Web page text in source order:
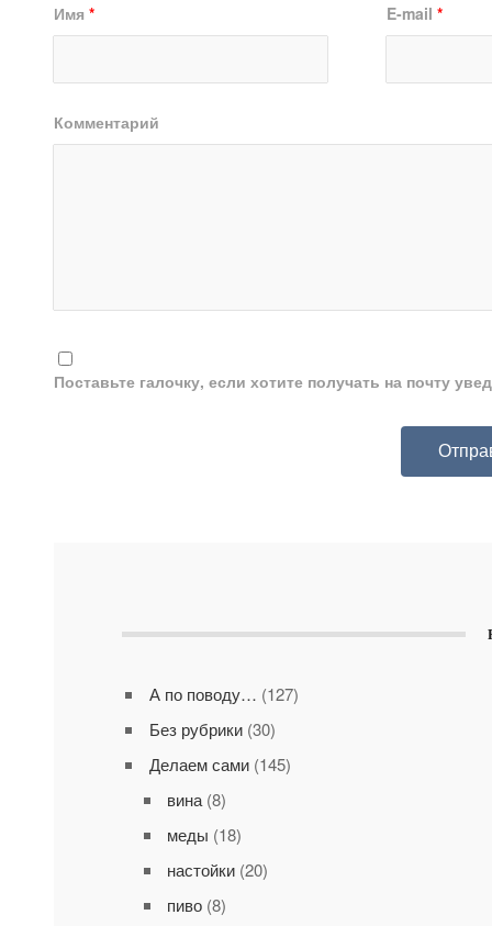
Имя * E-mail *
Комментарий
Поставьте галочку, если хотите получать на почту
А по поводу… (127)
Без рубрики(30)
Делаем сами(145)
вина(8)
меды (18)
настойки(20)
пиво(8)